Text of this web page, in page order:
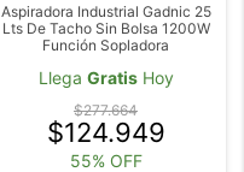
Aspiradora Industrial Gadnic 25
Lts De Tacho Sin Bolsa 1200W
Función Sopladora
Llega GratisHoy
$277.664
$124.949
55% OFF